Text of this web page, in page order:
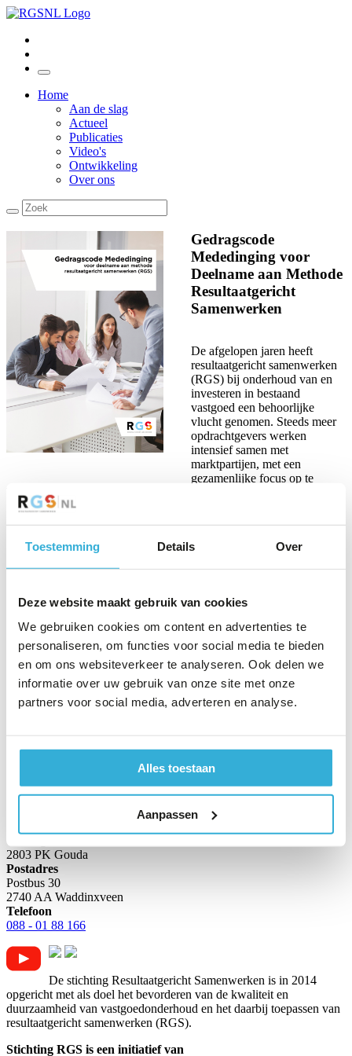
Toestemming Details Over
Deze website maakt gebruik van cookies
We gebruiken cookies om content en advertenties te
personaliseren, om functies voor social media te bieden
en om ons websiteverkeer te analyseren. Ook delen we
informatie over uw gebruik van onze site met onze
partners voor social media, adverteren en analyse.
Alles toestaan
Aanpassen
Home
Aan de slag
Actueel
Publicaties
Video's
Ontwikkeling
Over ons
Gedragscode
Mededinging voor
Deelname aan Methode
Resultaatgericht
Samenwerken
De afgelopen jaren heeft
resultaatgericht samenwerken
(RGS) bij onderhoud van en
investeren in bestaand
vastgoed een behoorlijke
vlucht genomen. Steeds meer
opdrachtgevers werken
intensief samen met
marktpartijen, met een
gezamenlijke focus op te
behalen resultaten om zo de doelstellingen van de opdrachtgever te
realiseren. Zij doen dit, omdat RGS aantoonbaar leidt tot forse
levert RGS een hogere klanttevredenheid en een betere kwaliteit op.
mogelijke verstoring van de marktwerking te voorkomen. In deze
gedragscode komen de risico’s rondom mededinging bij intensieve
samenwerking in het kader van RGS expliciet aan de orde. De
gedragscode bevat tevens de beheersmaatregelen om deze
mededingingsrisico’s te ondervangen. RGS is een uitstekende
samenwerkingsmethodiek, waarbij partijen zich bewust moeten zijn
van de eventuele mededingingsrisico’s en daar vervolgens ook naar
handelen. Deze gedragscode is bedoeld als ondersteuning daarbij.
Stichting RGS
Tielweg 16
2803 PK Gouda
Postadres
Postbus 30
2740 AA Waddinxveen
Telefoon
088 - 01 88 166
De stichting Resultaatgericht Samenwerken is in 2014
opgericht met als doel het bevorderen van de kwaliteit en
duurzaamheid van vastgoedonderhoud en het daarbij toepassen van
resultaatgericht samenwerken (RGS).
Stichting RGS is een initiatief van